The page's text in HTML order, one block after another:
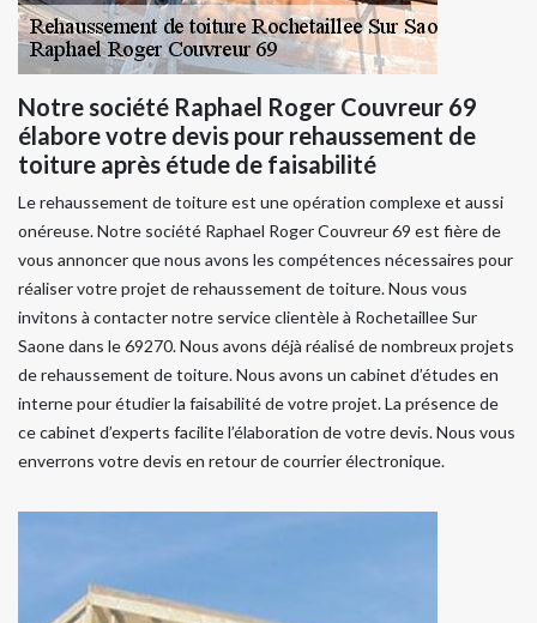
Notre société Raphael Roger Couvreur 69
élabore votre devis pour rehaussement de
toiture après étude de faisabilité
Le rehaussement de toiture est une opération complexe et aussi
onéreuse. Notre société Raphael Roger Couvreur 69 est fière de
vous annoncer que nous avons les compétences nécessaires pour
réaliser votre projet de rehaussement de toiture. Nous vous
invitons à contacter notre service clientèle à Rochetaillee Sur
Saone dans le 69270. Nous avons déjà réalisé de nombreux projets
de rehaussement de toiture. Nous avons un cabinet d’études en
interne pour étudier la faisabilité de votre projet. La présence de
ce cabinet d’experts facilite l’élaboration de votre devis. Nous vous
enverrons votre devis en retour de courrier électronique.